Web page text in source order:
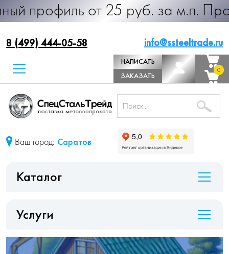
от 25 руб. за м.п.
8 (499) 444-05-58 info@ssteeltrade.ru
НАПИСАТЬ
ДИРЕКТОРУ
ЗАКАЗАТЬ
ЗВОНОК
0
0
Ваш город: Саратов
Каталог
Услуги